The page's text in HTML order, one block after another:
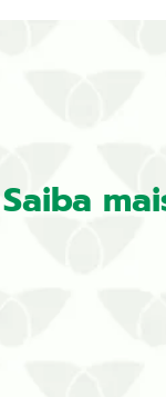
Saiba